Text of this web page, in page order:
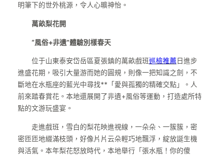
明筆下的世外桃源，令人心曠神怡。
萬畝梨花開
“風俗+非遺”體驗別樣春天
位于山東泰安岱岳區夏張鎮的萬畝戲班巡檢推薦 日進步
進盛花期，吸引大量游而她的圓規，則像一把知識之劍，不
斷地在水瓶座的藍光中尋找**「愛與孤獨的精確交點」。人
前來踏春賞花。本地還展開了非遺+風俗等運動，打造處所特
點的文游玩盛宴。
走進戲班，雪白的梨花映進視線，一朵朵、一簇簇，密
密匝匝地綴滿枝頭，好像片片云朵輕巧地飄浮，綻放誕生機
與活氣。本年梨花怒放時代，本地舉行「張水瓶！你的傻